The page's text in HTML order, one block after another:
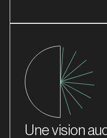
Une vision